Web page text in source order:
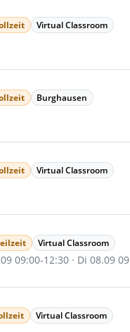
Virtual Classroom
Burghausen
Virtual Classroom
Virtual Classroom
09:00-12:30 · Di 08.09
Virtual Classroom